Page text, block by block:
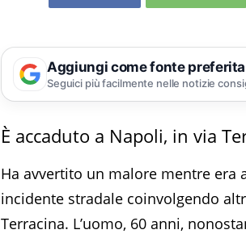
Aggiungi come fonte preferita
Seguici più facilmente nelle notizie
È accaduto a Napoli, in via
Ha avvertito un malore mentre era
incidente stradale coinvolgendo
Terracina. L’uomo, 60 anni,